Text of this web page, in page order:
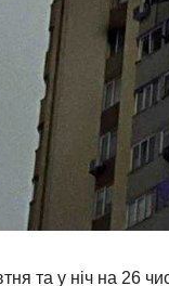
та у ніч на 26